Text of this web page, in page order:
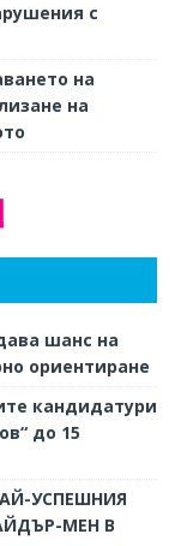
с
на
на
шанс на
ориентиране
кандидатури
до 15
УСПЕШНИЯ
МЕН В